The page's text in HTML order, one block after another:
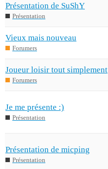
Présentation de SuShY
Présentation
Vieux mais nouveau
Forumers
Joueur loisir tout simplement
Forumers
Je me présente :)
Présentation
Présentation de micping
Présentation